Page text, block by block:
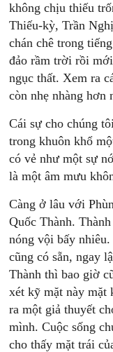
không chịu thiếu
Thiếu-kỳ, Trần
chán chê trong
đảo rầm trời rồi
ngục thất. Xem ra
còn nhẹ nhàng hơn
Cái sự cho chúng
trong khuôn khổ
có vẻ như một sự
là một âm mưu
Càng ở lâu với
Quốc Thành.
nóng vội bấy
cũng có sẵn, ngay
Thành thì bao giờ
xét kỹ mặt này mặt
ra một giả thuyết
mình. Cuộc sống
cho thấy mặt trái